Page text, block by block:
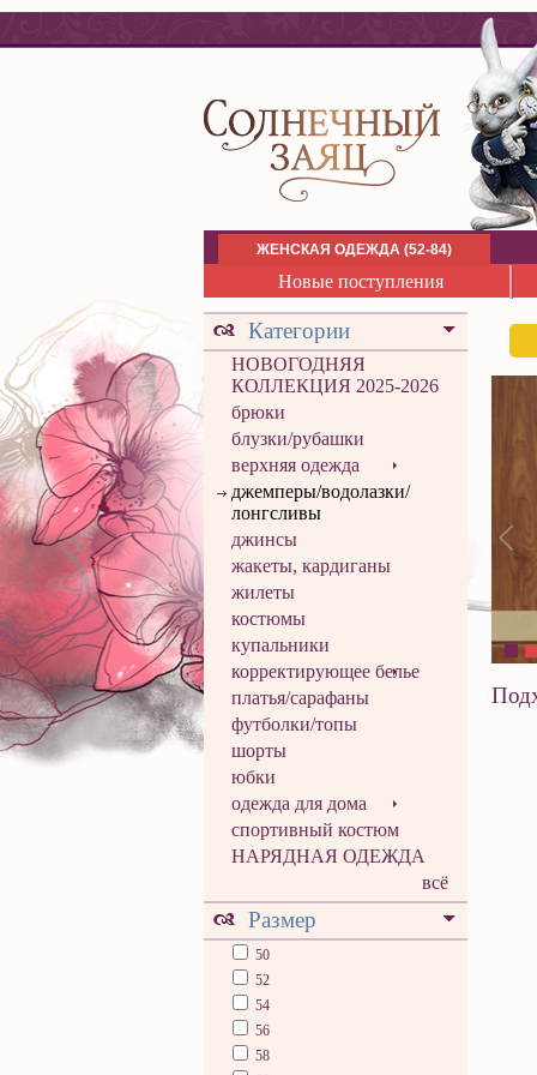
ЖЕНСКАЯ ОДЕЖДА (52-84)
Новые поступления
Категории
НОВОГОДНЯЯ
КОЛЛЕКЦИЯ 2025-2026
брюки
блузки/рубашки
верхняя одежда
джемперы/водолазки/
лонгсливы
джинсы
жакеты, кардиганы
жилеты
костюмы
купальники
корректирующее белье
платья/сарафаны
футболки/топы
шорты
юбки
одежда для дома
спортивный костюм
НАРЯДНАЯ ОДЕЖДА
всё
Размер
50
52
54
56
58